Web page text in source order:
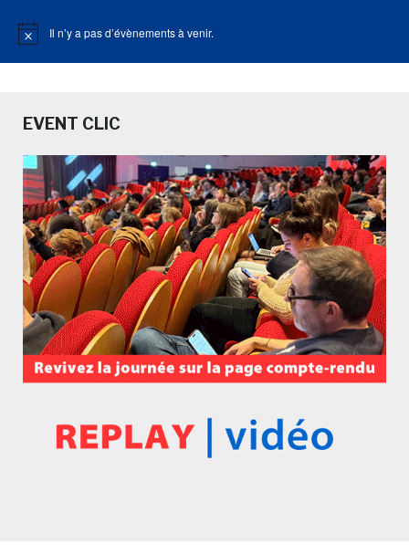
Notice Il n’y a pas d’évènements à venir.
EVENT CLIC